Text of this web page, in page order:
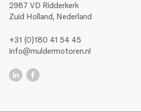
2987 VD Ridderkerk
Zuid Holland, Nederland
+31 (0)180 41 54 45
info@muldermotoren.nl